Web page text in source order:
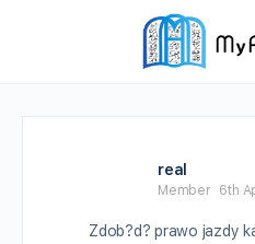
real
Member 6th
Zdob?d? prawo jazdy